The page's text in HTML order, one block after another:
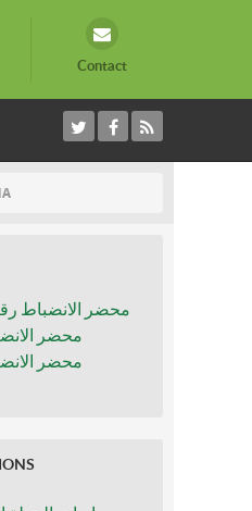
Contact
محضر الانضباط رقم 25 - صنف
محضر الانضباط
محضر الانضباط